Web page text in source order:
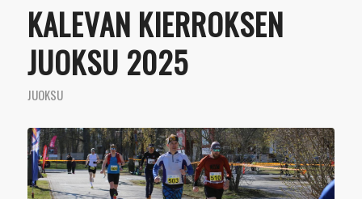
KALEVAN KIERROKSEN
JUOKSU 2025
JUOKSU